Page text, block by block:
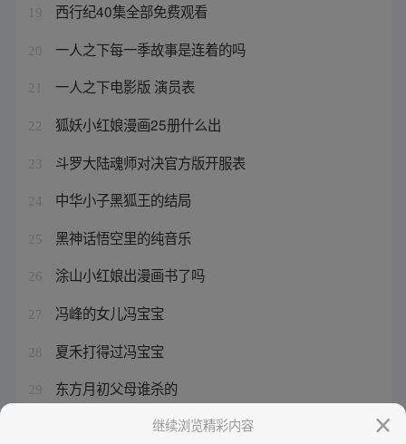
19 西行纪40集全部免费观看
20 一人之下每一季故事是连着的吗
21 一人之下电影版 演员表
22 狐妖小红娘漫画25册什么出
23 斗罗大陆魂师对决官方版开服表
24 中华小子黑狐王的结局
25 黑神话悟空里的纯音乐
26 涂山小红娘出漫画书了吗
27 冯峰的女儿冯宝宝
28 夏禾打得过冯宝宝
29 东方月初父母谁杀的
武庚纪5全集高清免费播放
继续浏览精彩内容